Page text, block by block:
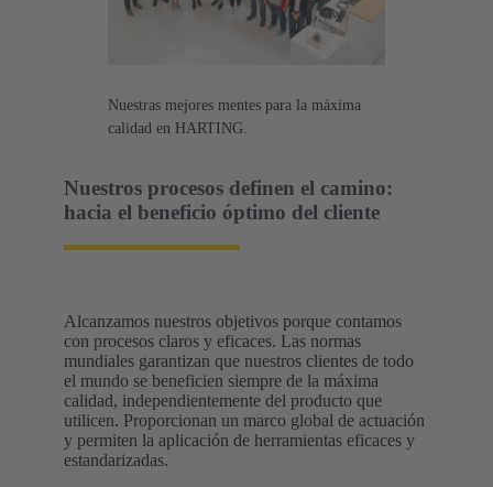
Nuestras mejores mentes para la máxima
calidad en HARTING.
Nuestros procesos definen el camino:
hacia el beneficio óptimo del cliente
Alcanzamos nuestros objetivos porque contamos
con procesos claros y eficaces. Las normas
mundiales garantizan que nuestros clientes de todo
el mundo se beneficien siempre de la máxima
calidad, independientemente del producto que
utilicen. Proporcionan un marco global de actuación
y permiten la aplicación de herramientas eficaces y
estandarizadas.